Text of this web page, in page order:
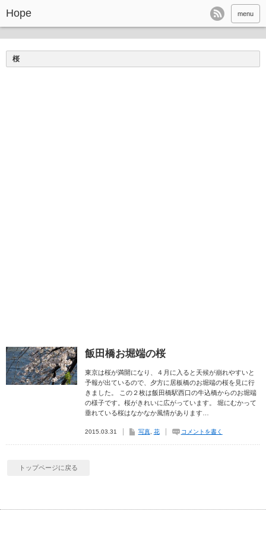
Hope menu
桜
飯田橋お堀端の桜
東京は桜が満開になり、４月に入ると天候が崩れやすいと
予報が出ているので、夕方に居板橋のお堀端の桜を見に行
きました。 この２枚は飯田橋駅西口の牛込橋からのお堀端
の様子です。桜がきれいに広がっています。 堀にむかって
垂れている桜はなかなか風情があります…
2015.03.31 写真 花 コメントを書く
トップページに戻る